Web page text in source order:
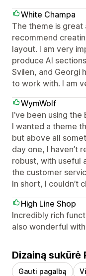
White Champa
The theme is great
recommend
layout. I am very
produce AI
Svilen, and Georgi
to work with. I am
WymWolf
I’ve been using
I wanted a theme
but above all
day one, I haven’t
robust, with useful
the customer
In short, I couldn’t
High Line Shop
Incredibly rich
also wonderful
Dizainą sukūrė
Gauti pagalbą